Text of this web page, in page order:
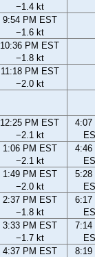
−1.4 kt
9:54 PM EST
−1.6 kt
10:36 PM EST
−1.8 kt
11:18 PM EST
−2.0 kt
12:25 PM EST
−2.1 kt
4:07
1:06 PM EST
−2.1 kt
4:46
1:49 PM EST
−2.0 kt
5:28
2:37 PM EST
−1.8 kt
6:17
3:33 PM EST
−1.7 kt
7:14
4:37 PM EST
8:19